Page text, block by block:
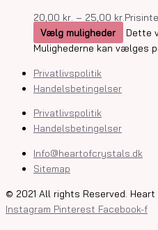
20,00 kr. – 25,00 kr.
Vælg muligheder
Dette
Mulighederne kan vælges
Privatlivspolitik
Handelsbetingelser
Privatlivspolitik
Handelsbetingelser
Info@heartofcrystals.dk
Sitemap
© 2021 All rights Reserved.
Instagram Pinterest Facebook-f